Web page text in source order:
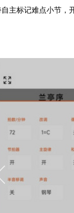
主标记难点小节，